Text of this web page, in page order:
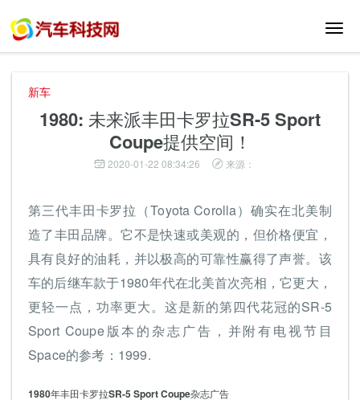
切
新车
1980: 未来派丰田卡罗拉SR-5 Sport
Coupe提供空间！
2020-01-22 08:34:26 来源：
第三代丰田卡罗拉（Toyota Corolla）确实在北美制
造了丰田品牌。它不是快速或美观的，但价格便宜，
具有良好的油耗，并以极高的可靠性赢得了声誉。该
车的后继车款于1980年代在北美首次亮相，它更大，
更轻一点，功率更大。这是新的第四代花冠的SR-5
Sport Coupe版本的杂志广告，并附有电视节目
Space的参考：1999.
1980年丰田卡罗拉SR-5 Sport Coupe杂志广告